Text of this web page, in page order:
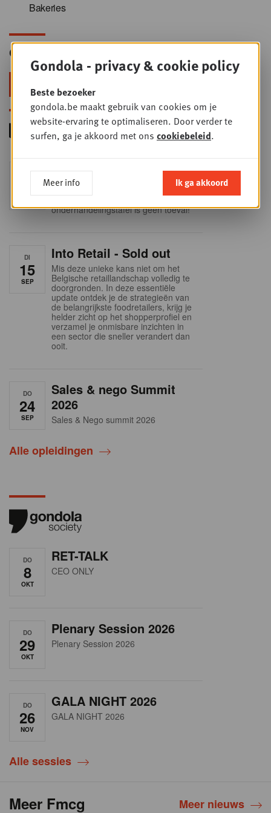
Bakeries
Gondola Newsletter
WOE
SEP
Foodservice - Joint
business planning
onderhandelingstafel is geen toeval!
DI
15
SEP
Into Retail - Sold out
Mis deze unieke kans niet om het
Belgische retaillandschap volledig te
doorgronden. In deze essentiële
update ontdek je de strategieën van
de belangrijkste foodretailers, krijg je
helder zicht op het shopperprofiel en
verzamel je onmisbare inzichten in
een sector die sneller verandert dan
ooit.
DO
24
SEP
Sales & nego Summit
2026
Sales & Nego summit 2026
Alle opleidingen
DO
8
OKT
RET-TALK
CEO ONLY
DO
29
OKT
Plenary Session 2026
Plenary Session 2026
DO
26
NOV
GALA NIGHT 2026
GALA NIGHT 2026
Alle sessies
Meer Fmcg Meer nieuws
Gondola - privacy & cookie policy
Beste bezoeker
gondola.be maakt gebruik van cookies om je
website-ervaring te optimaliseren. Door verder te
surfen, ga je akkoord met ons cookiebeleid.
Meer info Ik ga akkoord